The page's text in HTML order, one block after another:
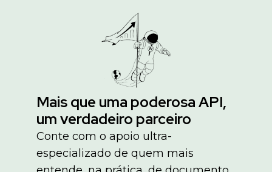
Mais que uma poderosa API,
um verdadeiro parceiro
Conte com o apoio ultra-
especializado de quem mais